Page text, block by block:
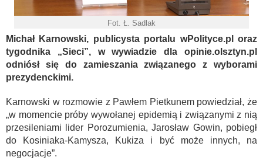
Fot. Ł. Sadlak
Michał Karnowski, publicysta portalu wPolityce.pl oraz
tygodnika „Sieci”, w wywiadzie dla opinie.olsztyn.pl
odniósł się do zamieszania związanego z wyborami
prezydenckimi.
Karnowski w rozmowie z Pawłem Pietkunem powiedział, że
„w momencie próby wywołanej epidemią i związanymi z nią
przesileniami lider Porozumienia, Jarosław Gowin, pobiegł
do Kosiniaka-Kamysza, Kukiza i być może innych, na
negocjacje”.